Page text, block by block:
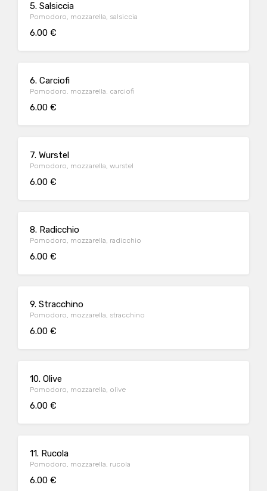
5. Salsiccia
Pomodoro, mozzarella, salsiccia
6.00 €
6. Carciofi
Pomodoro. mozzarella. carciofi
6.00 €
7. Wurstel
Pomodoro, mozzarella, wurstel
6.00 €
8. Radicchio
Pomodoro, mozzarella, radicchio
6.00 €
9. Stracchino
Pomodoro, mozzarella, stracchino
6.00 €
10. Olive
Pomodoro, mozzarella, olive
6.00 €
11. Rucola
Pomodoro, mozzarella, rucola
6.00 €